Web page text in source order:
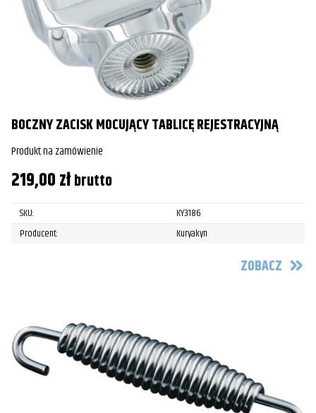
BOCZNY ZACISK MOCUJĄCY TABLICĘ REJESTRACYJNĄ
Produkt na zamówienie
219,00złbrutto
SKU:
KY3186
Producent:
Kuryakyn
ZOBACZ